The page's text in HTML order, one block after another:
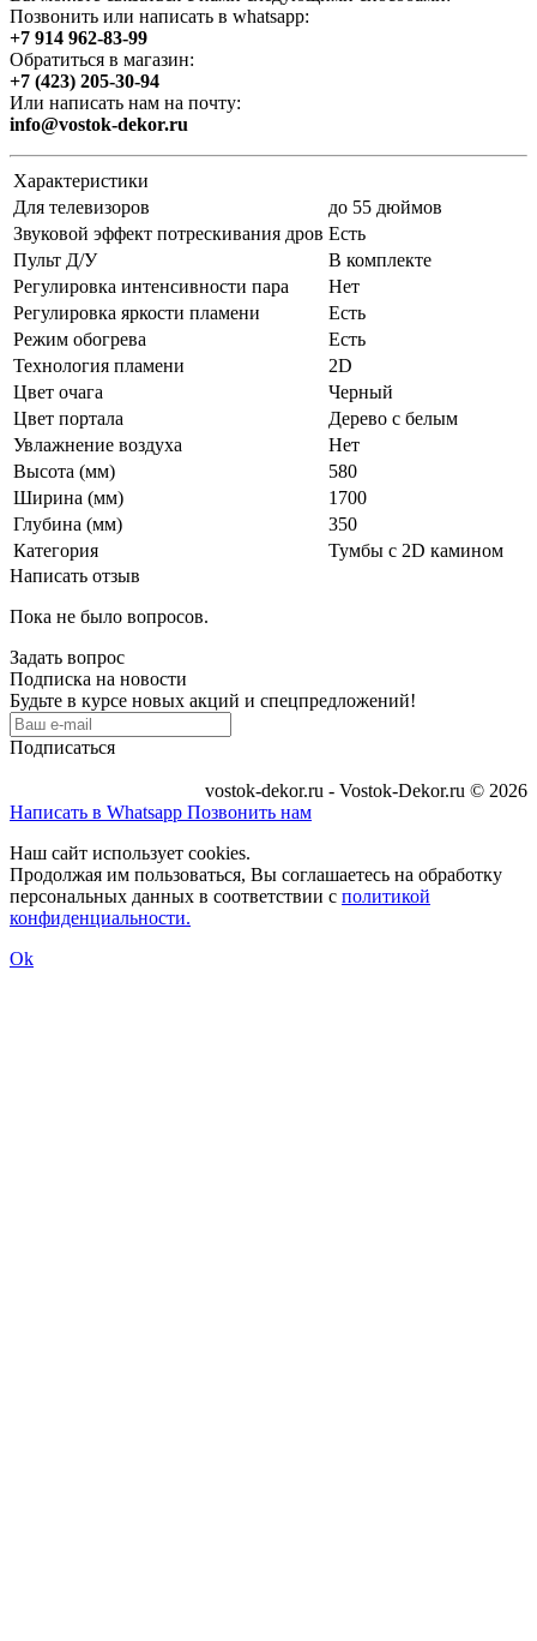
Позвонить или написать в whatsapp:
+7 914 962-83-99
Обратиться в магазин:
+7 (423) 205-30-94
Или написать нам на почту:
info@vostok-dekor.ru
Характеристики
Для телевизоров
до 55 дюймов
Звуковой эффект потрескивания дров Есть
Пульт Д/У
В комплекте
Регулировка интенсивности пара
Нет
Регулировка яркости пламени
Есть
Режим обогрева
Есть
Технология пламени
2D
Цвет очага
Черный
Цвет портала
Дерево с белым
Увлажнение воздуха
Нет
Высота (мм)
580
Ширина (мм)
1700
Глубина (мм)
350
Категория
Тумбы с 2D камином
Написать отзыв
Пока не было вопросов.
Задать вопрос
Подписка на новости
Будьте в курсе новых акций и спецпредложений!
Подписаться
vostok-dekor.ru - Vostok-Dekor.ru © 2026
Написать в Whatsapp Позвонить нам
Наш сайт использует cookies.
Продолжая им пользоваться, Вы соглашаетесь на обработку
персональных данных в соответствии с политикой
конфиденциальности.
Ok